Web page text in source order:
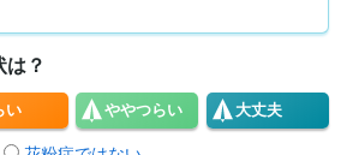
は？
い ややつらい 大丈夫